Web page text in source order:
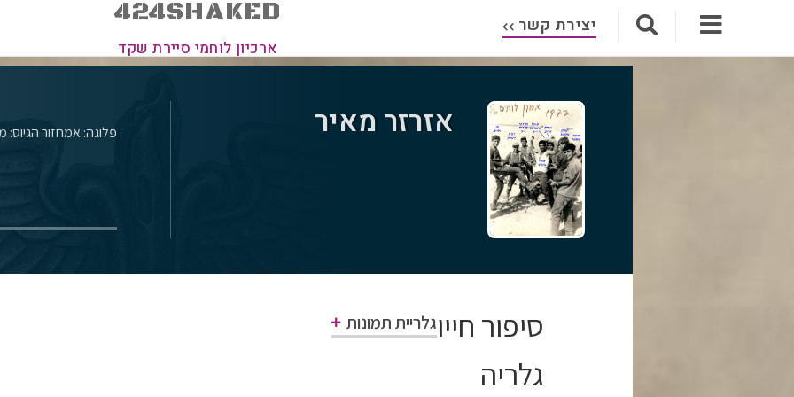
יצירת קשר 424SHAKED
ארכיון לוחמי סיירת שקד
אזרזר מאיר פלוגה: אמחזור הגיוס:
סיפור חייוגלריית תמונות
גלריה